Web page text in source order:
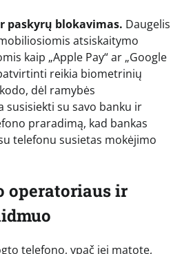
paskyrų blokavimas. Daugelis
atsiskaitymo
kaip „Apple Pay“ ar „Google
reikia biometrinių
dėl ramybės
susisiekti su savo banku ir
praradimą, kad bankas
telefonu susietas mokėjimo
operatoriaus ir
telefono, ypač jei matote,